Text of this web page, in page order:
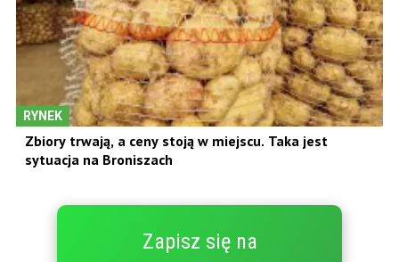
RYNEK
Zbiory trwają, a ceny stoją w miejscu. Taka jest
sytuacja na Broniszach
Zapisz się na